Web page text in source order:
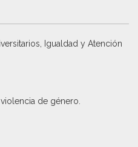
Igualdad y Atención
de género